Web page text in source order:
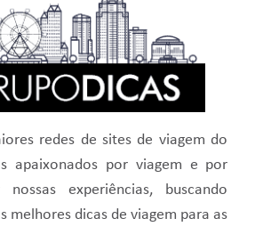
redes de sites de viagem do
apaixonados por viagem e por
nossas experiências, buscando
melhores dicas de viagem para as